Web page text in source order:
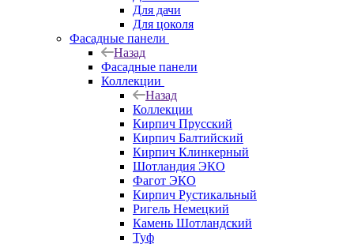
Для дачи
Для цоколя
Фасадные панели
Назад
Фасадные панели
Коллекции
Назад
Коллекции
Кирпич Прусский
Кирпич Балтийский
Кирпич Клинкерный
Шотландия ЭКО
Фагот ЭКО
Кирпич Рустикальный
Ригель Немецкий
Камень Шотландский
Туф